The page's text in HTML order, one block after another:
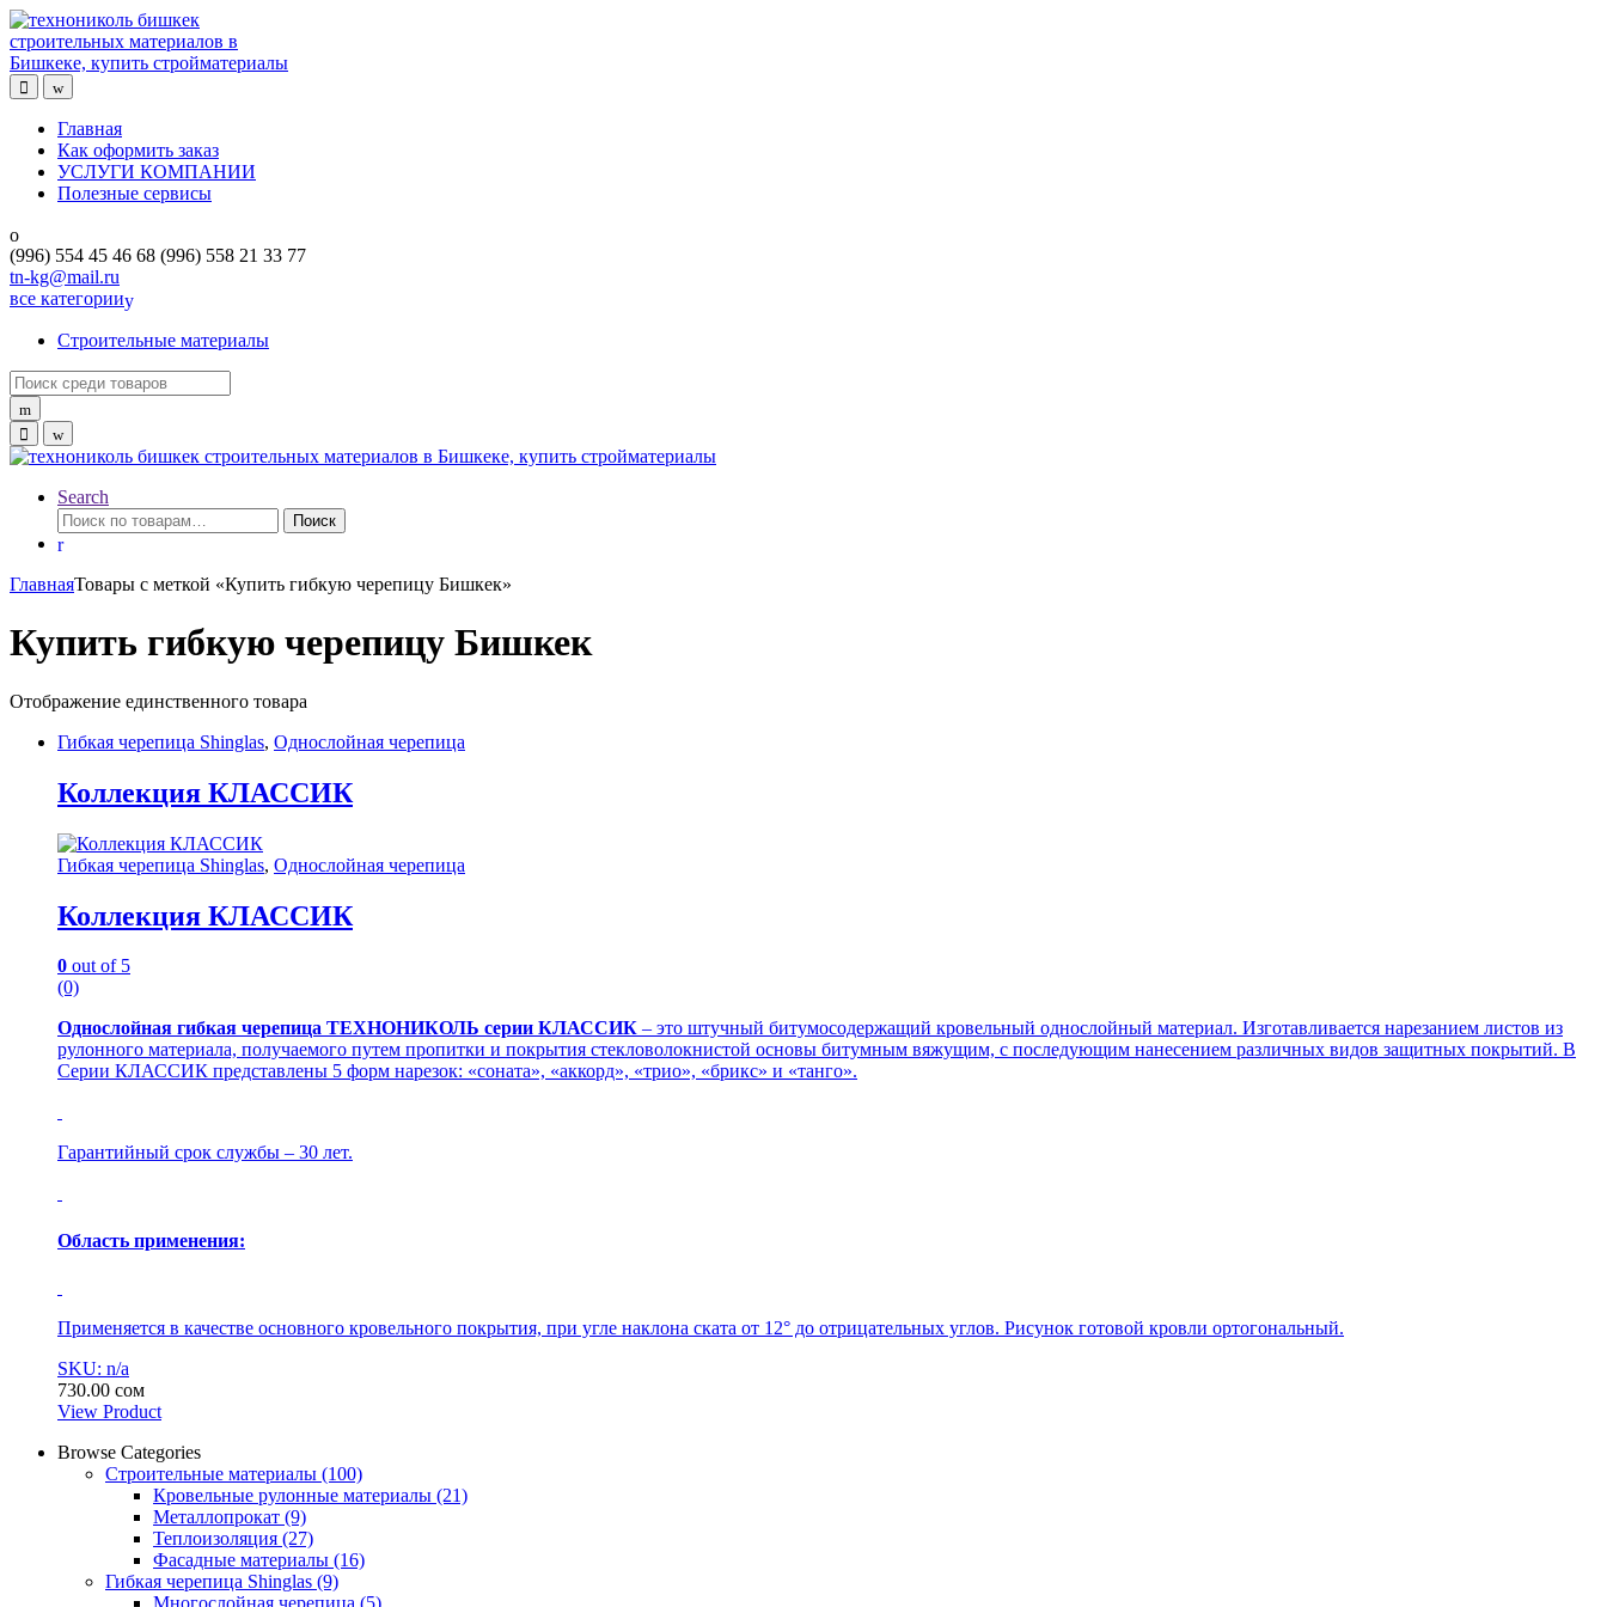
Skip
to
navigation
Skip
to
content
Главная
Как оформить заказ
УСЛУГИ КОМПАНИИ
Полезные сервисы
(996) 554 45 46 68 (996) 558 21 33 77
tn-kg@mail.ru
все категории
Строительные материалы
Search
for:
Search
Искать:
Поиск
ГлавнаяТовары с меткой «Купить гибкую черепицу Бишкек»
Купить гибкую черепицу Бишкек
Отображение единственного товара
Гибкая черепица Shinglas, Однослойная черепица
Коллекция КЛАССИК
Гибкая черепица Shinglas, Однослойная черепица
Коллекция КЛАССИК
0 out of 5
(0)
Однослойная гибкая черепица ТЕХНОНИКОЛЬ серии КЛАССИК – это штучный битумосодержащий кровельный однослойный материал. Изготавливается нарезанием листов из
рулонного материала, получаемого путем пропитки и покрытия стекловолокнистой основы битумным вяжущим, с последующим нанесением различных видов защитных покрытий. В
Серии КЛАССИК представлены 5 форм нарезок: «соната», «аккорд», «трио», «брикс» и «танго».
Гарантийный срок службы – 30 лет.
Область применения:
Применяется в качестве основного кровельного покрытия, при угле наклона ската от 12° до отрицательных углов. Рисунок готовой кровли ортогональный.
SKU: n/a
730.00 сом
View Product
Browse Categories
Строительные материалы (100)
Кровельные рулонные материалы (21)
Металлопрокат (9)
Теплоизоляция (27)
Фасадные материалы (16)
Гибкая черепица Shinglas (9)
Многослойная черепица (5)